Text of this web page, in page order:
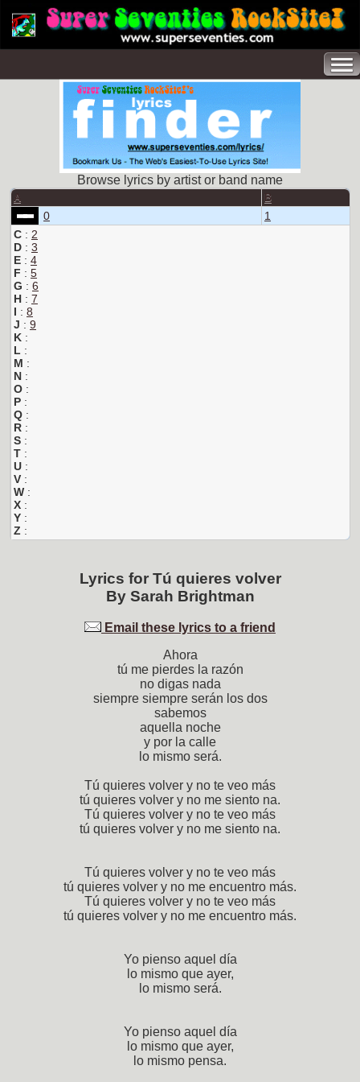
Browse lyrics by artist or band name
A B
0
1
C : 2
D : 3
E : 4
F : 5
G : 6
H : 7
I : 8
J : 9
K :
L :
M :
N :
O :
P :
Q :
R :
S :
T :
U :
V :
W :
X :
Y :
Z :
Lyrics for Tú quieres volver
By Sarah Brightman
Email these lyrics to a friend
Ahora
tú me pierdes la razón
no digas nada
siempre siempre serán los dos
sabemos
aquella noche
y por la calle
lo mismo será.
Tú quieres volver y no te veo más
tú quieres volver y no me siento na.
Tú quieres volver y no te veo más
tú quieres volver y no me siento na.
Tú quieres volver y no te veo más
tú quieres volver y no me encuentro más.
Tú quieres volver y no te veo más
tú quieres volver y no me encuentro más.
Yo pienso aquel día
lo mismo que ayer,
lo mismo será.
Yo pienso aquel día
lo mismo que ayer,
lo mismo pensa.